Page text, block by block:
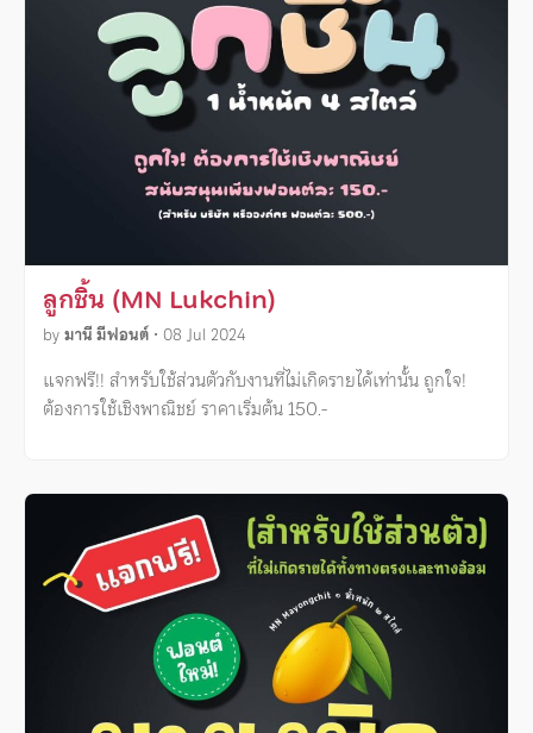
ลูกชิ้น (MN Lukchin)
byมานี มีฟอนต์ • 08 Jul 2024
แจกฟรี!! สำหรับใช้ส่วนตัวกับงานที่ไม่เกิดรายได้เท่านั้น ถูกใจ!
ต้องการใช้เชิงพาณิชย์ ราคาเริ่มต้น 150.-